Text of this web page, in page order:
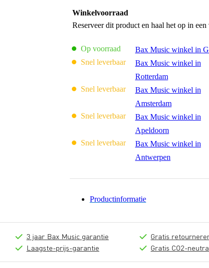
Winkelvoorraad
Reserveer dit product en haal het op in een
Op voorraad Bax Music winkel in
Snel leverbaar
Bax Music winkel in
Rotterdam
Snel leverbaar
Bax Music winkel in
Amsterdam
Snel leverbaar
Bax Music winkel in
Apeldoorn
Snel leverbaar
Bax Music winkel in
Antwerpen
Productinformatie
3 jaar Bax Music garantie
Laagste-prijs-garantie
Gratis
Gratis CO2-